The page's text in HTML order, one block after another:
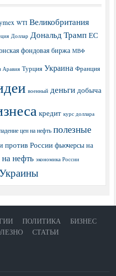
WTI Великобритания
Доллар Дональд Трамп ЕС
фондовая биржа МВФ
Аравия Турция Украина Франция
военный деньги добыча
кредит курс доллара
цен на нефть полезные
против России фьючерсы на
нефть экономика России
ПОЛИТИКА
БИЗНЕС
СТАТЬИ